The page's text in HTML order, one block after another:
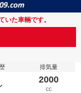
いた車輛です。
排気量
2000
cc